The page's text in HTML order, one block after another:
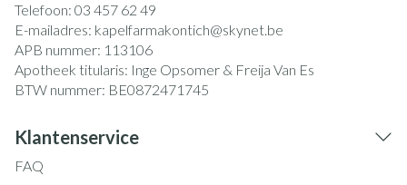
Telefoon: 03 457 62 49
E-mailadres: kapelfarmakontich@skynet.be
APB nummer: 113106
Apotheek titularis: Inge Opsomer & Freija Van Es
BTW nummer: BE0872471745
Klantenservice
FAQ